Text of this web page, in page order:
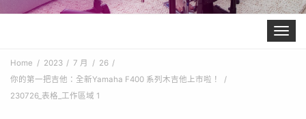
Toggle
Home 2023 7 月
26
你的第一把吉他：全新Yamaha F400 系列木吉他上市啦！
230726_表格_工作區域 1